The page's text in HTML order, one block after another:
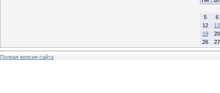
5
6
12
13
19
20
26
27
Полная версия сайта